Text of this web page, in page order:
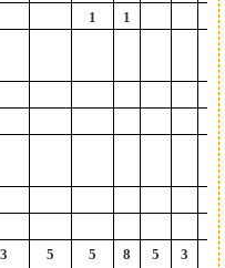
1
1
3 5 5 8 5 3